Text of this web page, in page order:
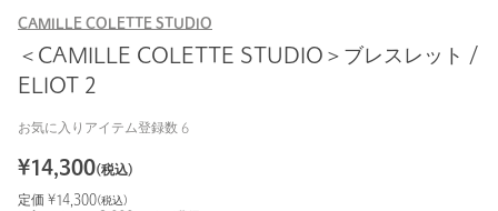
CAMILLE COLETTE STUDIO
＜CAMILLE COLETTE STUDIO＞ブレスレット /
ELIOT 2
お気に入りアイテム登録数 6
¥14,300(税込)
定価 ¥ 14,300(税込)